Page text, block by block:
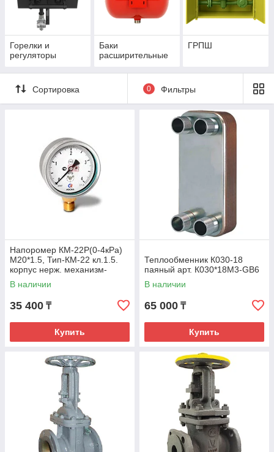
Горелки и
регуляторы
Баки
расширительные
ГРПШ
Сортировка 0 Фильтры
Напоромер КМ-22Р(0-4кРа)
М20*1.5, Тип-КМ-22 кл.1.5.
корпус нерж. механизм-
мд.сплав, чувствит.элемент
В наличии
35 400 ₸
Купить
Теплообменник К030-18
паяный арт. К030*18М3-GB6
В наличии
65 000 ₸
Купить